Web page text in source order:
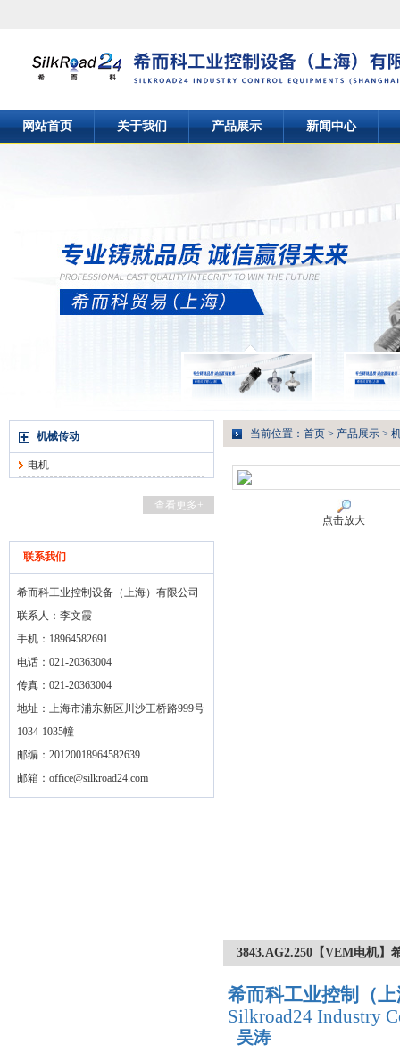
网站首页 关于我们 产品展示 新闻中心
机械传动
电机
查看更多+
联系我们
希而科工业控制设备（上海）有限公司
联系人：李文霞
手机：18964582691
电话：021-20363004
传真：021-20363004
地址：上海市浦东新区川沙王桥路999号
1034-1035幢
邮编：20120018964582639
邮箱： office@silkroad24.com
当前位置： 首页 > 产品展示 >
点击放大
3843.AG2.250【VEM电机】
希而科工业控制（
Silkroad24 Industry
吴涛